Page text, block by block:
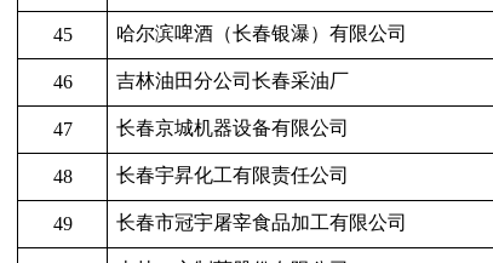
45 哈尔滨啤酒（长春银瀑）有限公司
46 吉林油田分公司长春采油厂
47 长春京城机器设备有限公司
48 长春宇昇化工有限责任公司
49 长春市冠宇屠宰食品加工有限公司